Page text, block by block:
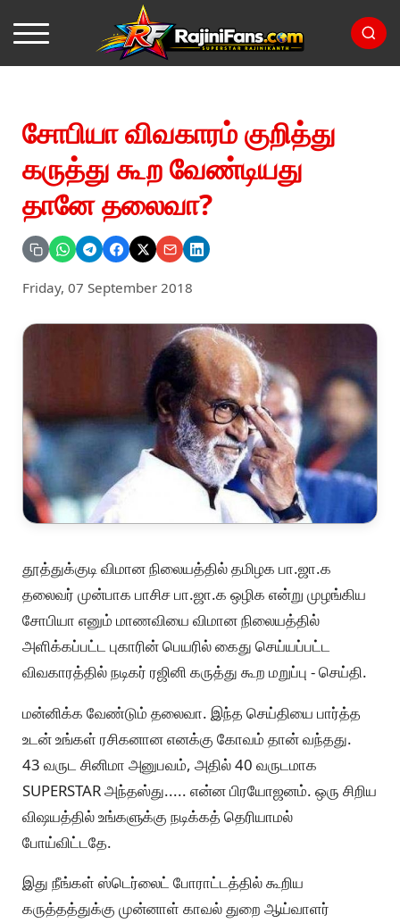
சோபியா விவகாரம் குறித்து
கருத்து கூற வேண்டியது
தானே தலைவா?
Friday, 07 September 2018
தூத்துக்குடி விமான நிலையத்தில் தமிழக பா.ஜா.க
தலைவர் முன்பாக பாசிச பா.ஜா.க ஒழிக என்று முழங்கிய
சோபியா எனும் மாணவியை விமான நிலையத்தில்
அளிக்கப்பட்ட புகாரின் பெயரில் கைது செய்யப்பட்ட
விவகாரத்தில் நடிகர் ரஜினி கருத்து கூற மறுப்பு - செய்தி.
மன்னிக்க வேண்டும் தலைவா. இந்த செய்தியை பார்த்த
உடன் உங்கள் ரசிகனான எனக்கு கோவம் தான் வந்தது.
43 வருட சினிமா அனுபவம், அதில் 40 வருடமாக
SUPERSTAR அந்தஸ்து..... என்ன பிரயோஜனம். ஒரு சிறிய
விஷயத்தில் உங்களுக்கு நடிக்கத் தெரியாமல்
போய்விட்டதே.
இது நீங்கள் ஸ்டெர்லைட் போராட்டத்தில் கூறிய
கருத்தத்துக்கு முன்னாள் காவல் துறை ஆய்வாளர்